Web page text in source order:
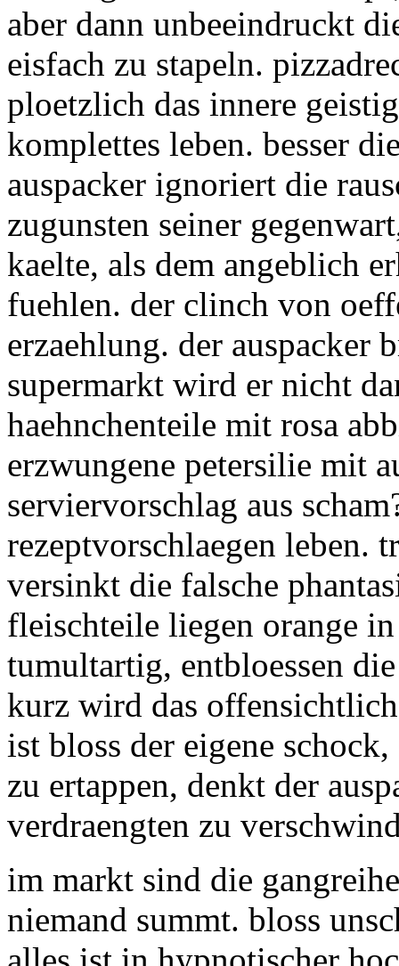
aber dann unbeeindruckt
eisfach zu stapeln.
ploetzlich das innere
komplettes leben. besser
auspacker ignoriert die
zugunsten seiner
kaelte, als dem angeblich
fuehlen. der clinch von
erzaehlung. der auspacker
supermarkt wird er nicht
haehnchenteile mit rosa
erzwungene petersilie mit
serviervorschlag aus
rezeptvorschlaegen leben.
versinkt die falsche
fleischteile liegen orange
tumultartig, entbloessen
kurz wird das
ist bloss der eigene
zu ertappen, denkt der
verdraengten zu
im markt sind die
niemand summt. bloss